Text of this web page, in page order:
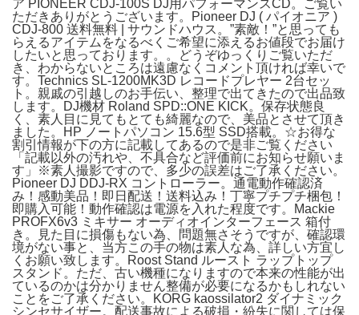
ア PIONEER CDJ-100S DJ用パフォーマンスCD。ご覧い
ただきありがとうございます。Pioneer DJ ( パイオニア )
CDJ-800 送料無料 | サウンドハウス。”素敵！”と思っても
らえるアイテムをなるべくご希望に添えるお値段でお届け
したいと思っております。。どうぞゆっくりご覧いただ
き、わからないところは遠慮なくコメント頂ければ幸いで
す。Technics SL-1200MK3D レコードプレヤー 2台セッ
ト。親戚の引越しのお手伝い、整理で出てきたので出品致
します。DJ機材 Roland SPD::ONE KICK。保存状態良
く、素人目に見てもとても綺麗なので、美品とさせて頂き
ました。HP ノートパソコン 15.6型 SSD搭載。☆お得な
割引情報が下の方に記載してあるので是非ご覧ください
「記載以外の汚れや、不具合など評価前にお知らせ願いま
す」※素人撮影ですので、多少の誤差はご了承ください。
Pioneer DJ DDJ-RX コントローラー。通電動作確認済
み！感動美品！即日配送！送料込み！丁寧プチプチ梱包！
即購入可能！動作確認は電源を入れた程度です。Mackie
PROFX6v3 ミキサー オーディオインターフェース 箱付
き。見た目に損傷もない為、問題無さそうですが、確認環
境がない事と、当方この手の物は素人な為、詳しい方宜し
くお願い致します。Roost Stand ルースト ラップトップ
スタンド。ただ、古い機種になりますので本来の性能が出
ているのかは分かりません整備が必要になるかもしれない
ことをご了承ください。KORG kaossilator2 ダイナミック
シンセサイザー。配送事故による破損・紛失に関しては保